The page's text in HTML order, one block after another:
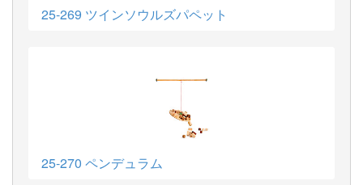
25-269 ツインソウルズパペット
25-270 ペンデュラム